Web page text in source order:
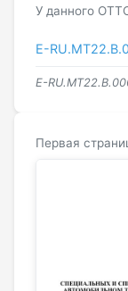
У данного
E-
E-
Первая